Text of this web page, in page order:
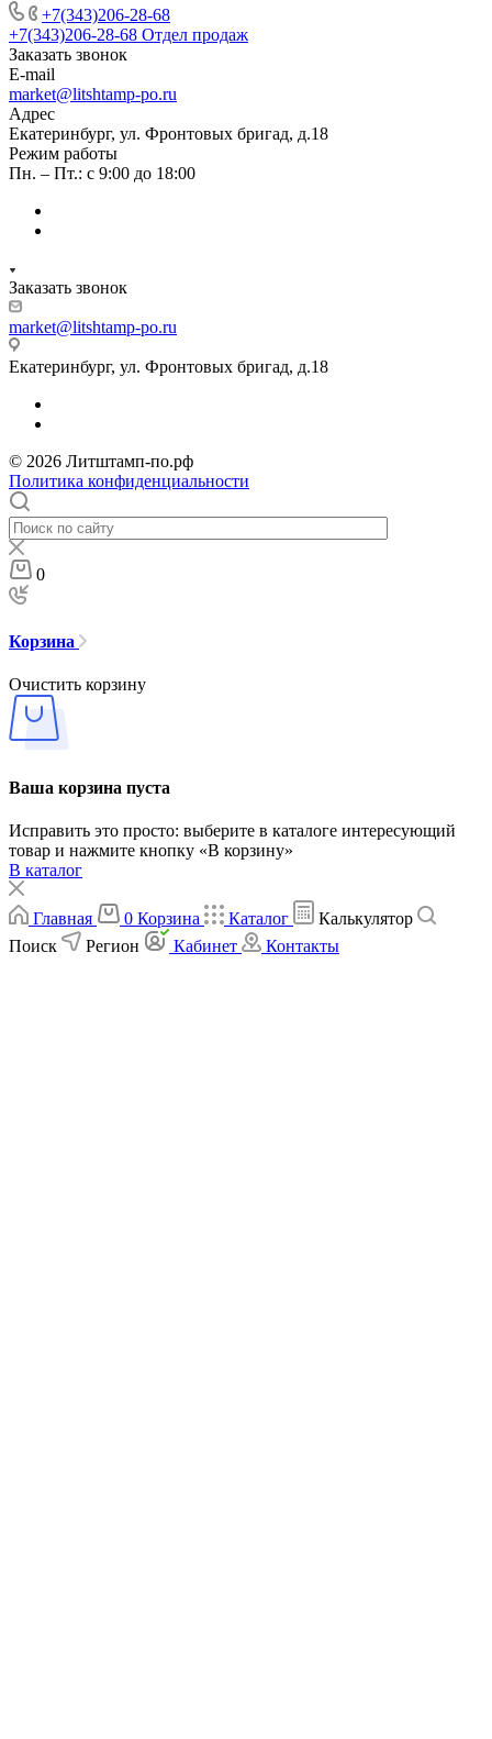
+7(343)206-28-68
+7(343)206-28-68 Отдел продаж
Заказать звонок
E-mail
market@litshtamp-po.ru
Адрес
Екатеринбург, ул. Фронтовых бригад, д.18
Режим работы
Пн. – Пт.: с 9:00 до 18:00
Заказать звонок
market@litshtamp-po.ru
Екатеринбург, ул. Фронтовых бригад, д.18
© 2026 Литштамп-по.рф
Политика конфиденциальности
0
Корзина
Очистить корзину
Ваша корзина пуста
Исправить это просто: выберите в каталоге интересующий
товар и нажмите кнопку «В корзину»
В каталог
Главная 0 Корзина Каталог
Калькулятор
Поиск
Регион Кабинет Контакты